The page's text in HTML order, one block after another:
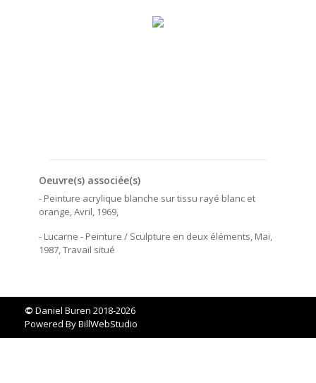
Oeuvre(s) associée(s)
- Peinture acrylique blanche sur tissu rayé blanc et
orange, Avril, 1969,
- Lucarne - Peinture / Sculpture en deux éléments, Mai,
1987, Travail situé
© Daniel Buren 2018-2026
Powered ByBillWebStudio